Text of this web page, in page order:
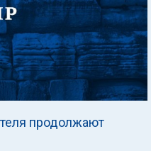
продолжают